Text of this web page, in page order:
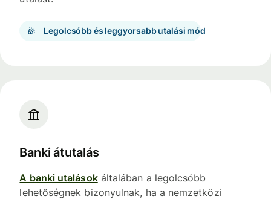
Legolcsóbb és leggyorsabb utalási mód
Banki átutalás
A banki utalásokáltalában a legolcsóbb
lehetőségnek bizonyulnak, ha a nemzetközi